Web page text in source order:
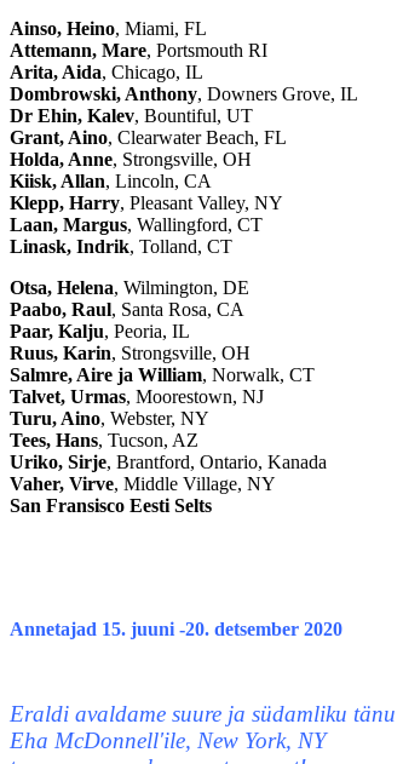
Ainso, Heino, Miami, FL
Attemann, Mare, Portsmouth RI
Arita, Aida, Chicago, IL
Dombrowski, Anthony, Downers Grove, IL
Dr Ehin, Kalev, Bountiful, UT
Grant, Aino, Clearwater Beach, FL
Holda, Anne, Strongsville, OH
Kiisk, Allan, Lincoln, CA
Klepp, Harry, Pleasant Valley, NY
Laan, Margus, Wallingford, CT
Linask, Indrik, Tolland, CT
Otsa, Helena, Wilmington, DE
Paabo, Raul, Santa Rosa, CA
Paar, Kalju, Peoria, IL
Ruus, Karin, Strongsville, OH
Salmre, Aire ja William, Norwalk, CT
Talvet, Urmas, Moorestown, NJ
Turu, Aino, Webster, NY
Tees, Hans, Tucson, AZ
Uriko, Sirje, Brantford, Ontario, Kanada
Vaher, Virve, Middle Village, NY
San Fransisco Eesti Selts
Annetajad 15. juuni -20. detsember 2020
Eraldi avaldame suure ja südamliku tänu
Eha McDonnell'ile, New York, NY